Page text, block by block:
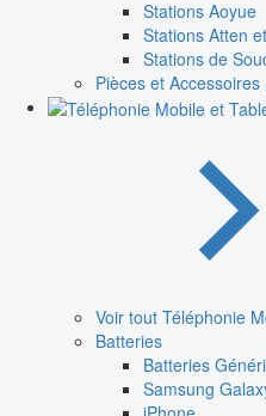
Stations Aoyue
Stations Atten
Stations de
Pièces et Accessoires
Voir tout Téléphonie
Batteries
Batteries
Samsung